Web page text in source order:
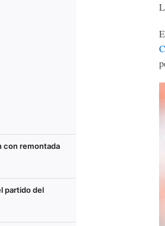
con remontada
partido del